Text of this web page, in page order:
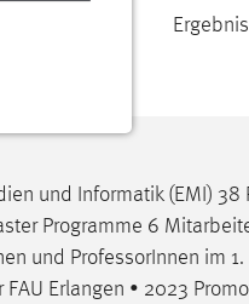
und Informatik (EMI) 38
Programme 6
und ProfessorInnen im
Erlangen • 2023